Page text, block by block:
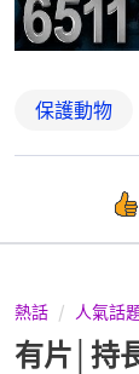
保護動物
熱話 人氣話
有片│持